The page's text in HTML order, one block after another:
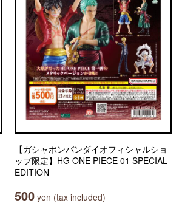
【ガシャポンバンダイオフィシャルショ
ップ限定】HG ONE PIECE 01 SPECIAL
EDITION
500 yen (tax included)